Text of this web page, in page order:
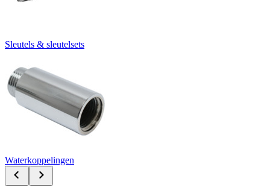
Sleutels & sleutelsets
Waterkoppelingen